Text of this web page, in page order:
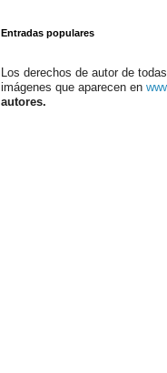
Entradas populares
Los derechos de autor de
imágenes que aparecen en
autores.